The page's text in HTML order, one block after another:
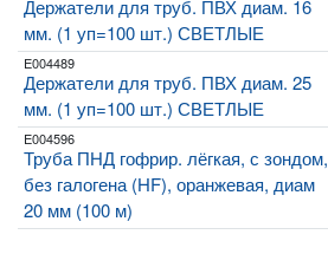
Держатели для труб. ПВХ диам. 16
мм. (1 уп=100 шт.) СВЕТЛЫЕ
E004489
Держатели для труб. ПВХ диам. 25
мм. (1 уп=100 шт.) СВЕТЛЫЕ
E004596
Труба ПНД гофрир. лёгкая, с зондом,
без галогена (HF), оранжевая, диам
20 мм (100 м)